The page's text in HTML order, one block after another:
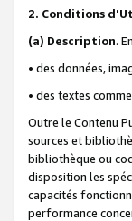
2. Conditions
(a) Description.
• des données,
• des textes
Outre le Contenu
sources et
bibliothèque ou
disposition les
capacités
performance